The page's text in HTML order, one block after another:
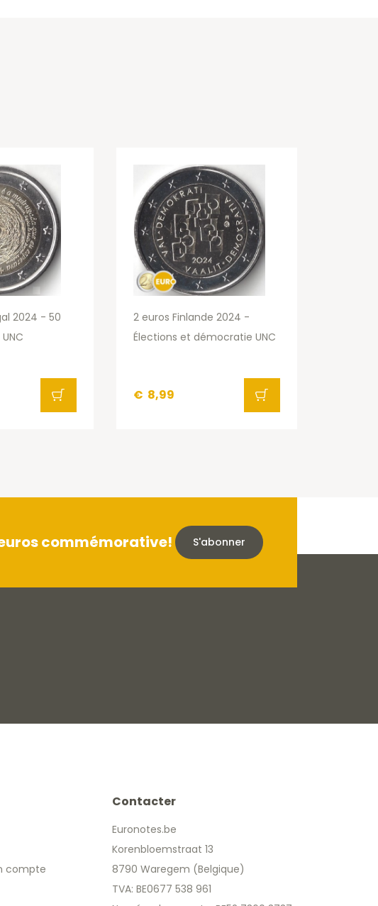
2024 - 50
2 euros Finlande 2024 -
Élections et démocratie UNC
€ 8,99
euros commémorative! S'abonner
compte
Contacter
Euronotes.be
Korenbloemstraat 13
8790 Waregem (Belgique)
TVA: BE0677 538 961